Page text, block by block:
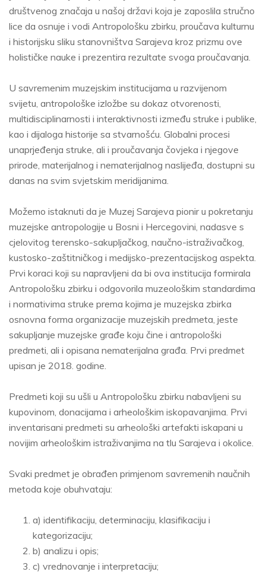
društvenog značaja u našoj državi koja je zaposlila stručno
lice da osnuje i vodi Antropološku zbirku, proučava kulturnu
i historijsku sliku stanovništva Sarajeva kroz prizmu ove
holističke nauke i prezentira rezultate svoga proučavanja.
U savremenim muzejskim institucijama u razvijenom
svijetu, antropološke izložbe su dokaz otvorenosti,
multidisciplinarnosti i interaktivnosti između struke i publike,
kao i dijaloga historije sa stvarnošću. Globalni procesi
unaprjeđenja struke, ali i proučavanja čovjeka i njegove
prirode, materijalnog i nematerijalnog naslijeđa, dostupni su
danas na svim svjetskim meridijanima.
Možemo istaknuti da je Muzej Sarajeva pionir u pokretanju
muzejske antropologije u Bosni i Hercegovini, nadasve s
cjelovitog terensko-sakupljačkog, naučno-istraživačkog,
kustosko-zaštitničkog i medijsko-prezentacijskog aspekta.
Prvi koraci koji su napravljeni da bi ova institucija formirala
Antropološku zbirku i odgovorila muzeološkim standardima
i normativima struke prema kojima je muzejska zbirka
osnovna forma organizacije muzejskih predmeta, jeste
sakupljanje muzejske građe koju čine i antropološki
predmeti, ali i opisana nematerijalna građa. Prvi predmet
upisan je 2018. godine.
Predmeti koji su ušli u Antropološku zbirku nabavljeni su
kupovinom, donacijama i arheološkim iskopavanjima. Prvi
inventarisani predmeti su arheološki artefakti iskapani u
novijim arheološkim istraživanjima na tlu Sarajeva i okolice.
Svaki predmet je obrađen primjenom savremenih naučnih
metoda koje obuhvataju:
a) identifikaciju, determinaciju, klasifikaciju i
kategorizaciju;
b) analizu i opis;
c) vrednovanje i interpretaciju;